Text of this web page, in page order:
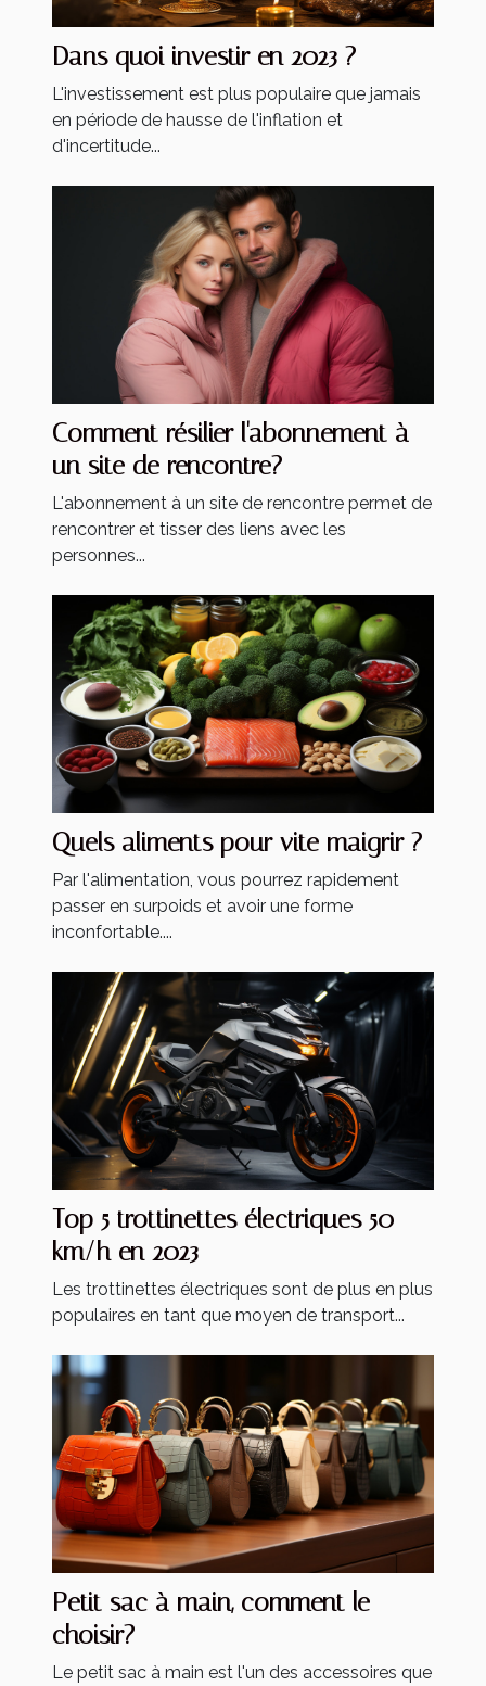
Dans quoi investir en 2023 ?
L'investissement est plus populaire que jamais
en période de hausse de l'inflation et
d'incertitude...
Comment résilier l'abonnement à
un site de rencontre?
L'abonnement à un site de rencontre permet de
rencontrer et tisser des liens avec les
personnes...
Quels aliments pour vite maigrir ?
Par l'alimentation, vous pourrez rapidement
passer en surpoids et avoir une forme
inconfortable....
Top 5 trottinettes électriques 50
km/h en 2023
Les trottinettes électriques sont de plus en plus
populaires en tant que moyen de transport...
Petit sac à main, comment le
choisir?
Le petit sac à main est l'un des accessoires que